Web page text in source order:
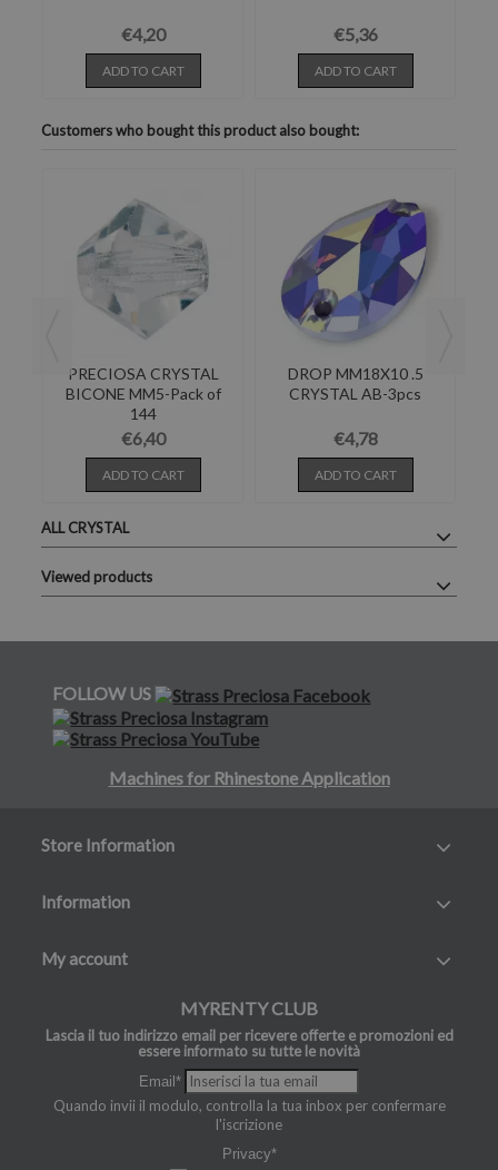
€4,20
ADD TO CART
€5,36
ADD TO CART
Customers who bought this product also bought:
PRECIOSA CRYSTAL
BICONE MM5-Pack of
144
€6,40
ADD TO CART
DROP MM18X10 .5
CRYSTAL AB-3pcs
€4,78
ADD TO CART
ALL CRYSTAL
Viewed products
FOLLOW US
Machines for Rhinestone Application
Store Information
Information
My account
MYRENTY CLUB
Lascia il tuo indirizzo email per ricevere offerte e promozioni ed
essere informato su tutte le novità
Email*
Quando invii il modulo, controlla la tua inbox per confermare
l'iscrizione
Privacy*